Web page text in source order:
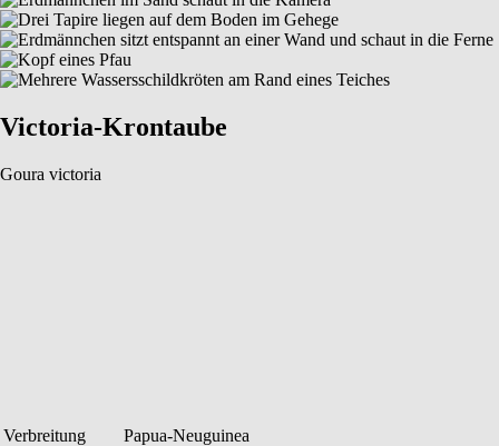
Victoria-Krontaube
Goura victoria
Verbreitung
Papua-Neuguinea